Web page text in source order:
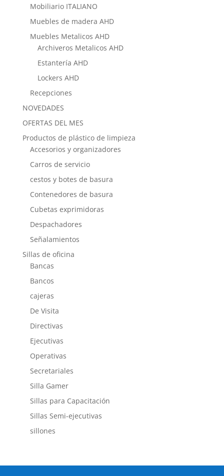
Mobiliario ITALIANO
Muebles de madera AHD
Muebles Metalicos AHD
Archiveros Metalicos AHD
Estantería AHD
Lockers AHD
Recepciones
NOVEDADES
OFERTAS DEL MES
Productos de plástico de limpieza
Accesorios y organizadores
Carros de servicio
cestos y botes de basura
Contenedores de basura
Cubetas exprimidoras
Despachadores
Señalamientos
Sillas de oficina
Bancas
Bancos
cajeras
De Visita
Directivas
Ejecutivas
Operativas
Secretariales
Silla Gamer
Sillas para Capacitación
Sillas Semi-ejecutivas
sillones